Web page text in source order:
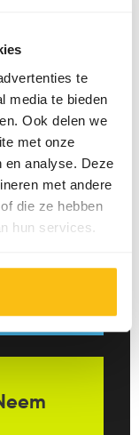
te
media te bieden
Ook delen we
met onze
en analyse. Deze
met andere
die ze hebben
hun services.